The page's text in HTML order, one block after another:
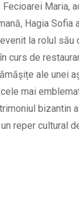
Maria,
Hagia Sofia
la rolul
curs de
ale unei
mai
bizantin
reper cultural